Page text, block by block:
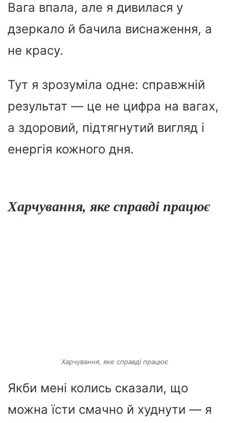
Вага впала, але я дивилася у
дзеркало й бачила виснаження, а
не красу.
Тут я зрозуміла одне: справжній
результат — це не цифра на вагах,
а здоровий, підтягнутий вигляд і
енергія кожного дня.
Харчування, яке справді працює
Харчування, яке справді працює
Якби мені колись сказали, що
можна їсти смачно й худнути — я